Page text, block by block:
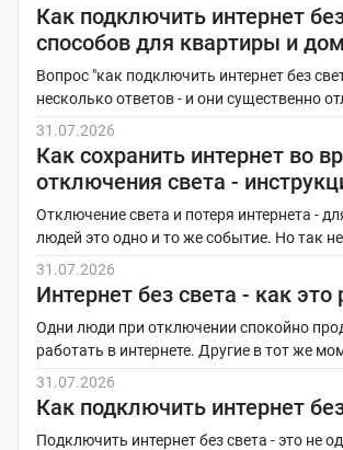
Д
р
у
г
и
е
н
о
в
о
с
т
и
Как подключить интернет
способов для квартиры и
Вопрос "как подключить интернет без
несколько ответов - и они существенно
31.07.2026
Как сохранить интернет во
отключения света -
Отключение света и потеря интернета -
людей это одно и то же событие. Но так
31.07.2026
Интернет без света - как это
Одни люди при отключении спокойно
работать в интернете. Другие в тот же
31.07.2026
Как подключить интернет
Подключить интернет без света - это не